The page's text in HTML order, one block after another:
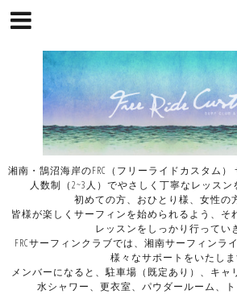
湘南・鵠沼海岸のFRC（フリーライドカスタム
人数制（2~3人）でやさしく丁寧なレッス
初めての方、おひとり様、女性
皆様が楽しくサーフィンを始められるよう、そ
レッスンをしっかり行ってい
FRCサーフィンクラブでは、湘南サーフィンラ
様々なサポートをいたしま
メンバーになると、駐車場（既定あり）、キャ
水シャワー、更衣室、パウダールーム、